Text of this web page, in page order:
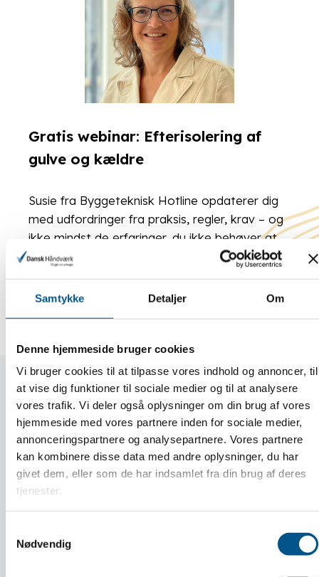
Samtykke Detaljer Om
Denne hjemmeside bruger cookies
Vi bruger cookies til at tilpasse vores indhold og annoncer, til
at vise dig funktioner til sociale medier og til at analysere
vores trafik. Vi deler også oplysninger om din brug af vores
hjemmeside med vores partnere inden for sociale medier,
annonceringspartnere og analysepartnere. Vores partnere
kan kombinere disse data med andre oplysninger, du har
givet dem, eller som de har indsamlet fra din brug af deres
tjenester.
Nødvendig
Gratis webinar: Efterisolering af
gulve og kældre
Susie fra Byggeteknisk Hotline opdaterer dig
med udfordringer fra praksis, regler, krav – og
ikke mindst de erfaringer, du ikke behøver at
gøre selv.